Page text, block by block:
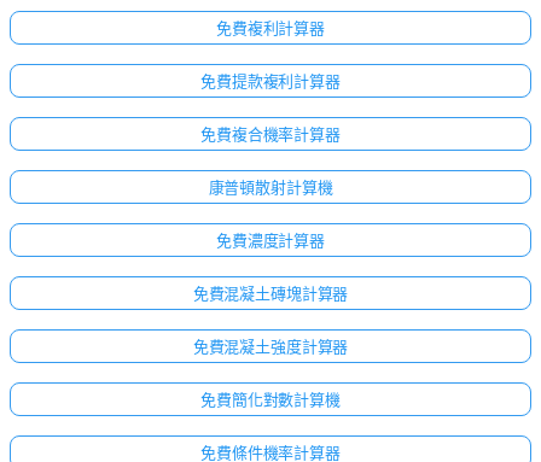
免費複利計算器
免費提款複利計算器
免費複合機率計算器
康普頓散射計算機
免費濃度計算器
免費混凝土磚塊計算器
免費混凝土強度計算器
免費簡化對數計算機
免費條件機率計算器